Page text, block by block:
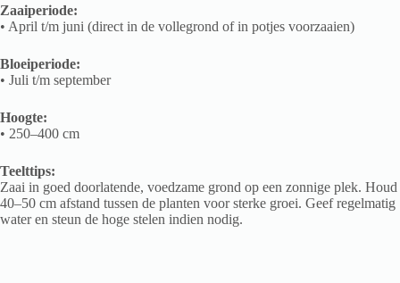
Zaaiperiode:
• April t/m juni (direct in de vollegrond of in potjes voorzaaien)
Bloeiperiode:
• Juli t/m september
Hoogte:
• 250–400 cm
Teelttips:
Zaai in goed doorlatende, voedzame grond op een zonnige plek. Houd
40–50 cm afstand tussen de planten voor sterke groei. Geef regelmatig
water en steun de hoge stelen indien nodig.